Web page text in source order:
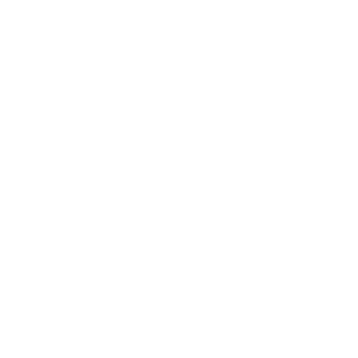
образы и не боится выделяться среди
о сроках доставки